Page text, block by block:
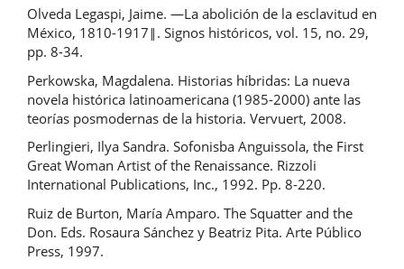
Olveda Legaspi, Jaime. ―La abolición de la esclavitud en
México, 1810-1917‖. Signos históricos, vol. 15, no. 29,
pp. 8-34.
Perkowska, Magdalena. Historias híbridas: La nueva
novela histórica latinoamericana (1985-2000) ante las
teorías posmodernas de la historia. Vervuert, 2008.
Perlingieri, Ilya Sandra. Sofonisba Anguissola, the First
Great Woman Artist of the Renaissance. Rizzoli
International Publications, Inc., 1992. Pp. 8-220.
Ruiz de Burton, María Amparo. The Squatter and the
Don. Eds. Rosaura Sánchez y Beatriz Pita. Arte Público
Press, 1997.